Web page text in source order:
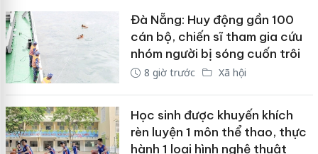
Đà Nẵng: Huy động gần 100
cán bộ, chiến sĩ tham gia cứu
nhóm người bị sóng cuốn trôi
8 giờ trước Xã hội
Học sinh được khuyến khích
rèn luyện 1 môn thể thao, thực
hành 1 loại hình nghệ thuật